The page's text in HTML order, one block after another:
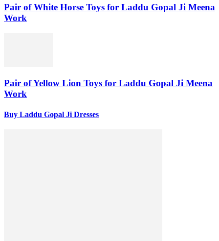
Pair of White Horse Toys for Laddu Gopal Ji Meena
Work
Pair of Yellow Lion Toys for Laddu Gopal Ji Meena
Work
Buy Laddu Gopal Ji Dresses